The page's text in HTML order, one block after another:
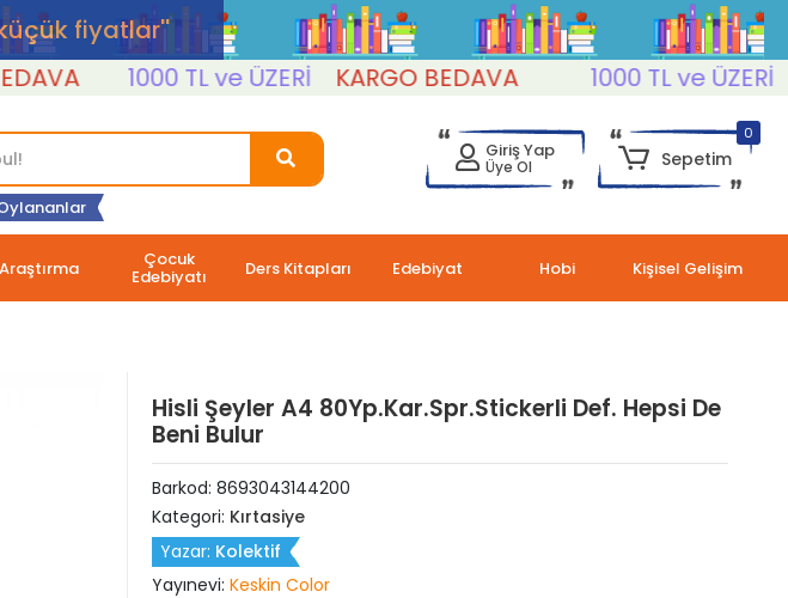
, küçük fiyatlar''
1000 TL ve ÜZERİ KARGO BEDAVA 1000 TL ve ÜZERİ
Giriş Yap
Üye Ol
0
Sepetim
Araştırma Çocuk
Edebiyatı Ders Kitapları Edebiyat Hobi Kişisel Gelişim
Hisli Şeyler A4 80Yp.Kar.Spr.Stickerli Def. Hepsi De
Beni Bulur
Barkod: 8693043144200
Kategori: Kırtasiye
Yazar: Kolektif
Yayınevi: Keskin Color